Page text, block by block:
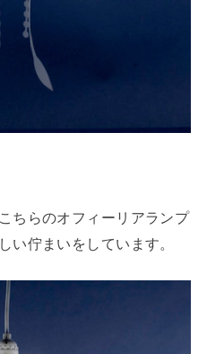
ちらのオフィーリアランプ
い佇まいをしています。